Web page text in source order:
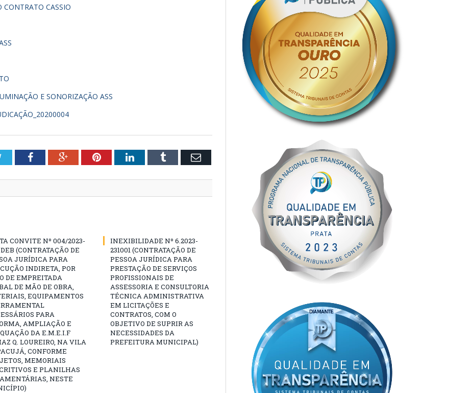
CASSIO
E SONORIZAÇÃO ASS
TwitterFacebookGoogle+PinterestLinkedInTumblr Email
CONVITE Nº 004/2023-
(CONTRATAÇÃO DE
JURÍDICA PARA
INDIRETA, POR
DE EMPREITADA
DE MÃO DE OBRA,
EQUIPAMENTOS
PARA
AMPLIAÇÃO E
DA E.M.E.I.F
Q. LOUREIRO, NA VILA
CONFORME
MEMORIAIS
E PLANILHAS
NESTE
INEXIBILIDADE Nº 6.2023-
231001 (CONTRATAÇÃO DE
PESSOA JURÍDICA PARA
PRESTAÇÃO DE SERVIÇOS
PROFISSIONAIS DE
ASSESSORIA E CONSULTORIA
TÉCNICA ADMINISTRATIVA
EM LICITAÇÕES E
CONTRATOS, COM O
OBJETIVO DE SUPRIR AS
NECESSIDADES DA
PREFEITURA MUNICIPAL)